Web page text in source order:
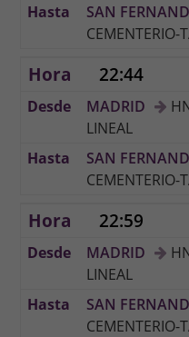
SAN
CEMENTERIO-
22:44
MADRID
LINEAL
SAN
CEMENTERIO-
22:59
MADRID
LINEAL
SAN
CEMENTERIO-